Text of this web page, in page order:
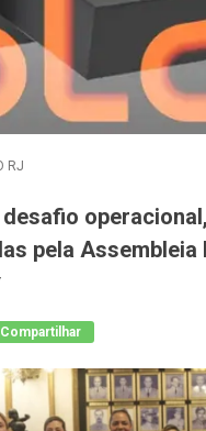
RJ
pela
Compartilhar